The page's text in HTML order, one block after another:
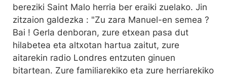
bereziki Saint Malo herria ber eraiki zuelako. Jin
zitzaion galdezka : "Zu zara Manuel-en semea ?
Bai ! Gerla denboran, zure etxean pasa dut
hilabetea eta altxotan hartua zaitut, zure
aitarekin radio Londres entzuten ginuen
bitartean. Zure familiarekiko eta zure herriarekiko